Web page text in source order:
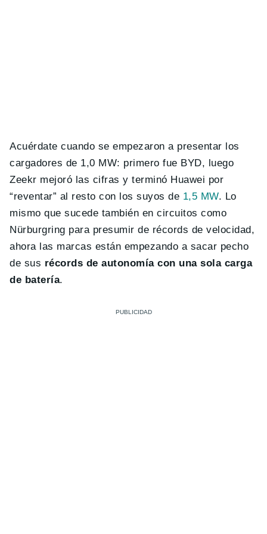
Acuérdate cuando se empezaron a presentar los
cargadores de 1,0 MW: primero fue BYD, luego
Zeekr mejoró las cifras y terminó Huawei por
“reventar” al resto con los suyos de 1,5 MW. Lo
mismo que sucede también en circuitos como
Nürburgring para presumir de récords de velocidad,
ahora las marcas están empezando a sacar pecho
de sus récords de autonomía con una sola carga
de batería.